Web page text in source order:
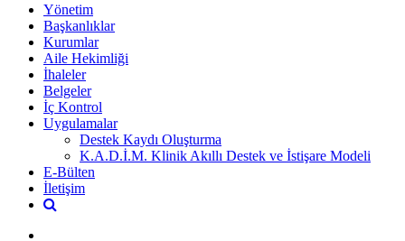
Yönetim
Başkanlıklar
Kurumlar
Aile Hekimliği
İhaleler
Belgeler
İç Kontrol
Uygulamalar
Destek Kaydı Oluşturma
K.A.D.İ.M. Klinik Akıllı Destek ve İstişare Modeli
E-Bülten
İletişim